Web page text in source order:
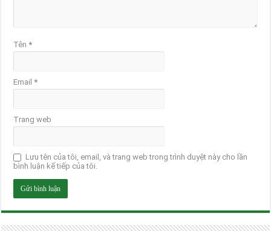
Tên*
Email*
Trang web
Lưu tên của tôi, email, và trang web trong trình duyệt này cho lần
bình luận kế tiếp của tôi.